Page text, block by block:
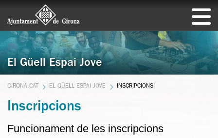
El Güell Espai Jove
GIRONA.CAT EL GÜELL ESPAI JOVE INSCRIPCIONS
Inscripcions
Funcionament de les inscripcions